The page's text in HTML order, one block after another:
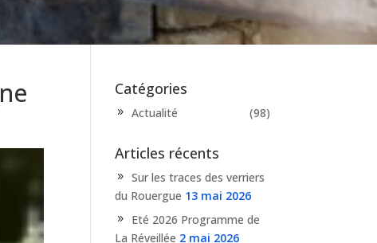
Catégories
Actualité (98)
Articles récents
Sur les traces des verriers
du Rouergue 13 mai 2026
Eté 2026 Programme de
La Réveillée 2 mai 2026